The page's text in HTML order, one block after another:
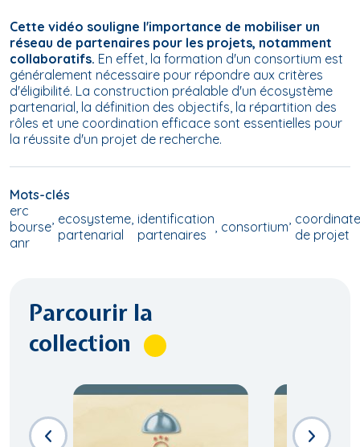
Cette vidéo souligne l'importance de mobiliser un
réseau de partenaires pour les projets, notamment
collaboratifs. En effet, la formation d'un consortium est
généralement nécessaire pour répondre aux critères
d'éligibilité. La construction préalable d'un écosystème
partenarial, la définition des objectifs, la répartition des
rôles et une coordination efficace sont essentielles pour
la réussite d'un projet de recherche.
Mots-clés
erc
bourse
anr
ecosysteme
partenarial
identification
partenaires
consortium de projet
Parcourir la
collection